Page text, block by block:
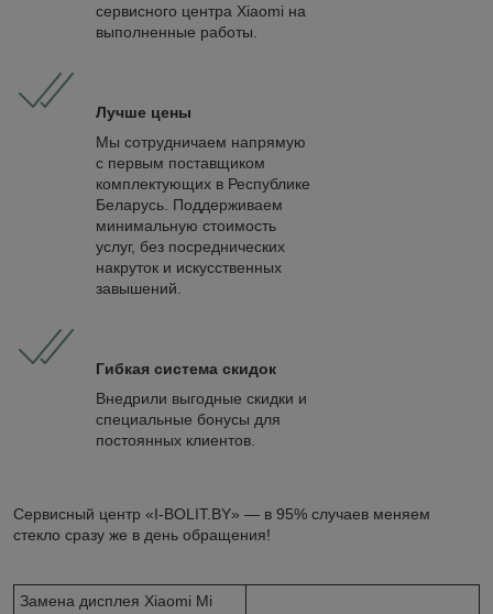
сервисного центра Xiaomi на
выполненные работы.
Лучше цены
Мы сотрудничаем напрямую
с первым поставщиком
комплектующих в Республике
Беларусь. Поддерживаем
минимальную стоимость
услуг, без посреднических
накруток и искусственных
завышений.
Гибкая система скидок
Внедрили выгодные скидки и
специальные бонусы для
постоянных клиентов.
Сервисный центр «I-BOLIT.BY» — в 95% случаев меняем
стекло сразу же в день обращения!
Замена дисплея Xiaomi Mi